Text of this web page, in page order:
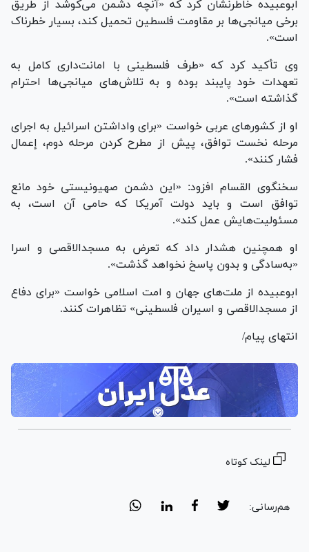
ابوعبیده خاطرنشان کرد که «آنچه دشمن می‌کوشد از طریق
برخی میانجی‌ها بر مقاومت فلسطین تحمیل کند، بسیار خطرناک
است».
وی تأکید کرد که «طرف فلسطینی با امانت‌داری کامل به
تعهدات خود پایبند بوده و به تلاش‌های میانجی‌ها احترام
گذاشته است».
او از کشور‌های عربی خواست «برای واداشتن اسرائیل به اجرای
مرحله نخست توافق، پیش از مطرح کردن مرحله دوم، إعمال
فشار کنند».
سخنگوی القسام افزود: «این دشمن صهیونیستی خود مانع
توافق است و باید دولت آمریکا که حامی آن است، به
مسئولیت‌هایش عمل کند».
او همچنین هشدار داد که تعرض به مسجدالاقصی و اسرا
«به‌سادگی و بدون پاسخ نخواهد گذشت».
ابوعبیده از ملت‌های جهان و امت اسلامی خواست «برای دفاع
از مسجدالاقصی و اسیران فلسطینی» تظاهرات کنند.
انتهای پیام/
لینک کوتاه
هم‌رسانی: